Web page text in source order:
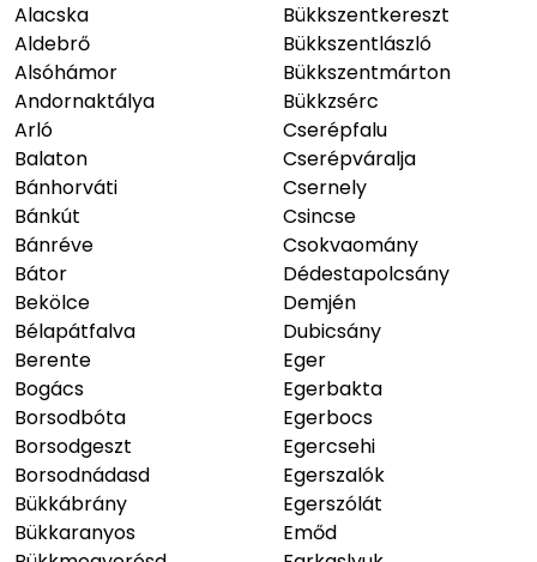
Alacska
Aldebrő
Alsóhámor
Andornaktálya
Arló
Balaton
Bánhorváti
Bánkút
Bánréve
Bátor
Bekölce
Bélapátfalva
Berente
Bogács
Borsodbóta
Borsodgeszt
Borsodnádasd
Bükkábrány
Bükkaranyos
Bükkszentkereszt
Bükkszentlászló
Bükkszentmárton
Bükkzsérc
Cserépfalu
Cserépváralja
Csernely
Csincse
Csokvaomány
Dédestapolcsány
Demjén
Dubicsány
Eger
Egerbakta
Egerbocs
Egercsehi
Egerszalók
Egerszólát
Emőd